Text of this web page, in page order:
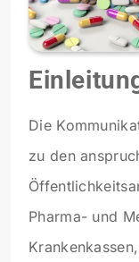
Die
zu den
Pharma- und